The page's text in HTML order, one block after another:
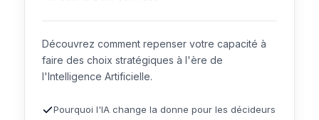
Découvrez comment repenser votre capacité à
faire des choix stratégiques à l'ère de
l'Intelligence Artificielle.
Pourquoi l'IA change la donne pour les décideurs